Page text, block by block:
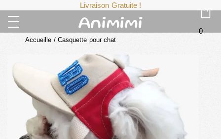
Livraison Gratuite !
0
Accueille / Casquette pour chat